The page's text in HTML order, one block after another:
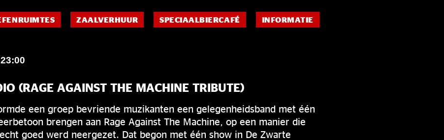
ZAALVERHUUR SPECIAALBIERCAFÉ INFORMATIE
23:00
(RAGE AGAINST THE MACHINE TRIBUTE)
een groep bevriende muzikanten een gelegenheidsband met één
brengen aan Rage Against The Machine, op een manier die
goed werd neergezet. Dat begon met één show in De Zwarte